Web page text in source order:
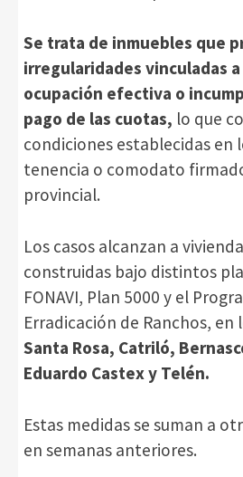
Se trata de inmuebles que
irregularidades vinculadas
ocupación efectiva o
pago de las cuotas, lo que
condiciones establecidas en
tenencia o comodato
provincial.
Los casos alcanzan a
construidas bajo distintos
FONAVI, Plan 5000 y el
Erradicación de Ranchos, en
Santa Rosa, Catriló,
Eduardo Castex y Telén.
Estas medidas se suman a
en semanas anteriores.